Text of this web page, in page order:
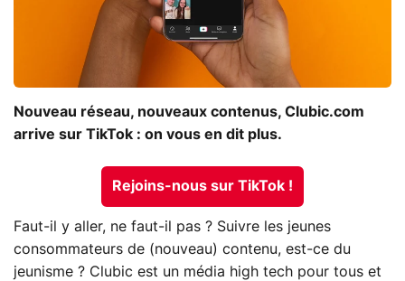
Nouveau réseau, nouveaux contenus, Clubic.com
arrive sur TikTok : on vous en dit plus.
Rejoins-nous sur TikTok !
Faut-il y aller, ne faut-il pas ? Suivre les jeunes
consommateurs de (nouveau) contenu, est-ce du
jeunisme ? Clubic est un média high tech pour tous et